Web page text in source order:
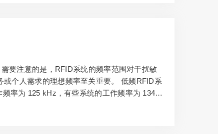
要注意的是，RFID系统的频率范围对干扰敏
个人需求的理想频率至关重要。 低频RFID系
率为 125 kHz，有些系统的工作频率为 134 k